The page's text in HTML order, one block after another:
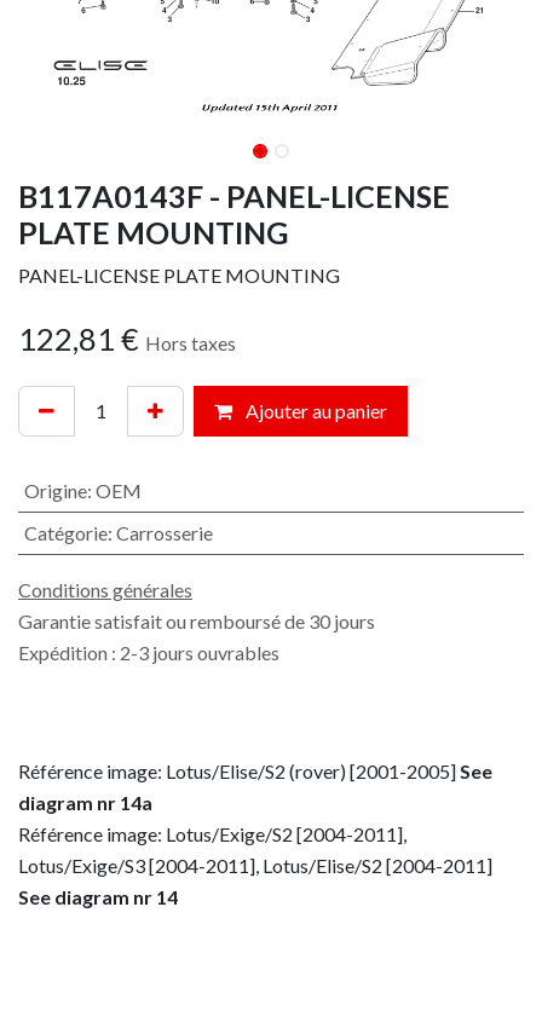
B117A0143F - PANEL-LICENSE
PLATE MOUNTING
PANEL-LICENSE PLATE MOUNTING
122,81 € Hors taxes
Ajouter au panier
Origine: OEM
Catégorie: Carrosserie
Conditions générales
Garantie satisfait ou remboursé de 30 jours
Expédition : 2-3 jours ouvrables
Référence image: Lotus/Elise/S2 (rover) [2001-2005]See
diagram nr 14a
Référence image: Lotus/Exige/S2 [2004-2011],
Lotus/Exige/S3 [2004-2011], Lotus/Elise/S2 [2004-2011]
See diagram nr 14